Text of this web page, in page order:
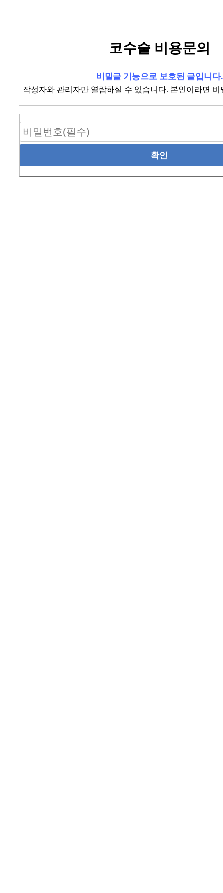
코수술 비용문의
비밀글 기능으로 보호된 글입니다.
작성자와 관리자만 열람하실 수 있습니다. 본인이라면